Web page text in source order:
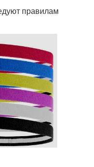
правилам